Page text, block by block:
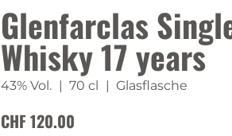
Glenfarclas
Whisky 17 years
43% Vol. | 70 cl | Glasflasche
CHF 120.00